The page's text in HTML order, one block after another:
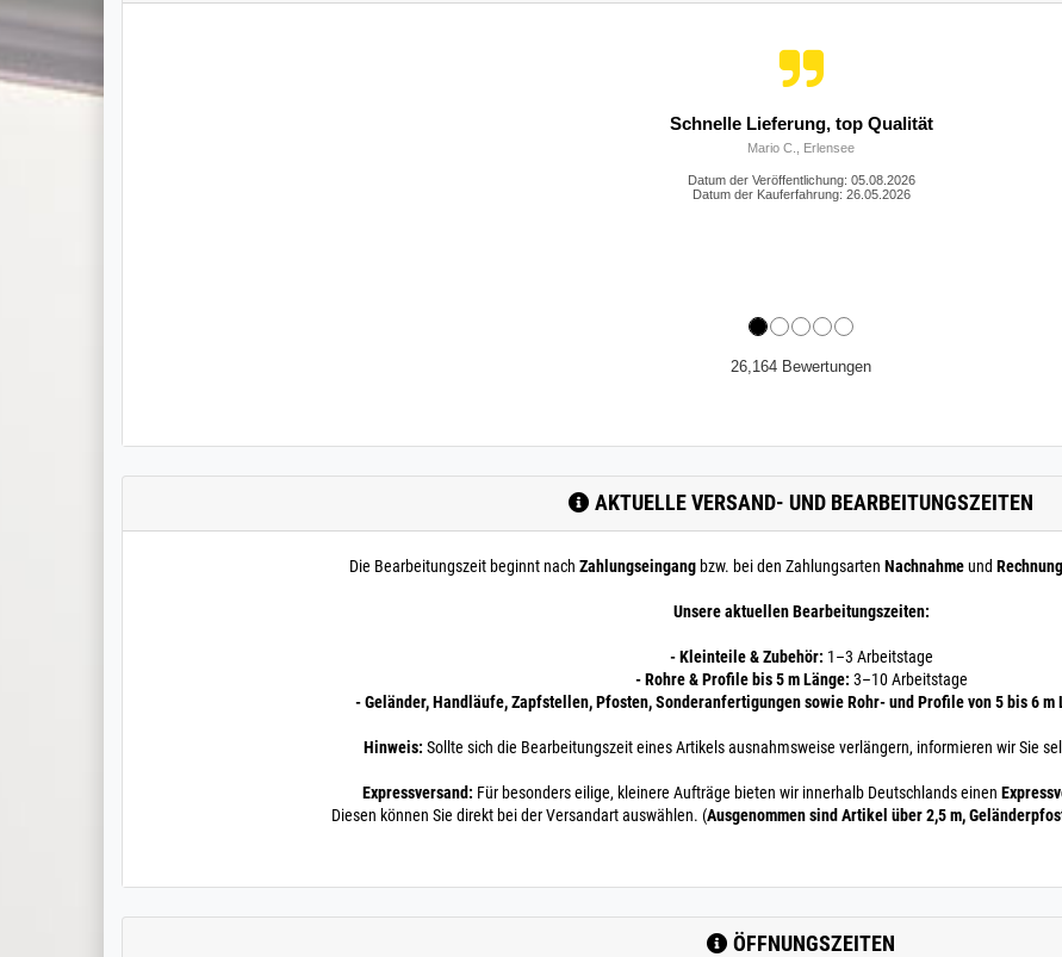
Die Kommunikation mit Herrn Umlauft war sehr gut. Auch die Lieferung hat gut
Datum der Veröffentlichung: 05.08.2026
Datum der Kauferfahrung: 31.05.2026
26,164 Bewertungen
AKTUELLE VERSAND- UND BEARBEITUNGSZEITEN
Die Bearbeitungszeit beginnt nach Zahlungseingang bzw. bei den Zahlungsarten Nachnahmeund
Unsere aktuellen Bearbeitungszeiten:
- Kleinteile & Zubehör: 1–3 Arbeitstage
- Rohre & Profile bis 5 m Länge: 3–10 Arbeitstage
- Geländer, Handläufe, Zapfstellen, Pfosten, Sonderanfertigungen sowie Rohr- und Profile von 5 bis 6 m
Hinweis: Sollte sich die Bearbeitungszeit eines Artikels ausnahmsweise verlängern, informieren wir Sie
Expressversand: Für besonders eilige, kleinere Aufträge bieten wir innerhalb Deutschlands einen
Diesen können Sie direkt bei der Versandart auswählen. (Ausgenommen sind Artikel über 2,5 m,
ÖFFNUNGSZEITEN